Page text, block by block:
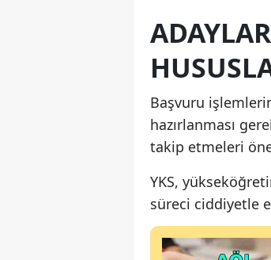
Başvuru
hazırlanması
takip etmeleri
YKS,
süreci ciddiyetle